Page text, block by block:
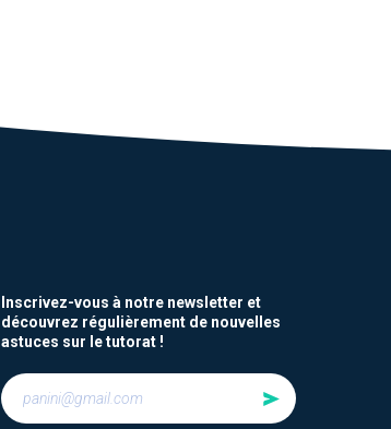
Inscrivez-vous à notre newsletter et
découvrez régulièrement de nouvelles
astuces sur le tutorat !